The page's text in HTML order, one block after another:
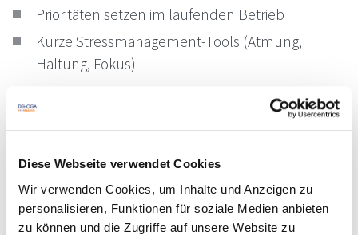
Diese Webseite verwendet Cookies
Wir verwenden Cookies, um Inhalte und Anzeigen zu
personalisieren, Funktionen für soziale Medien anbieten
zu können und die Zugriffe auf unsere Website zu
Prioritäten setzen im laufenden Betrieb
Kurze Stressmanagement-Tools (Atmung,
Haltung, Fokus)
Der Kurs am 03.03.2026 findet von 14:00 - 15:30 Uhr
Der Kurs am 09.09.2026 findet von 09:00 - 10:30 Uhr
statt.